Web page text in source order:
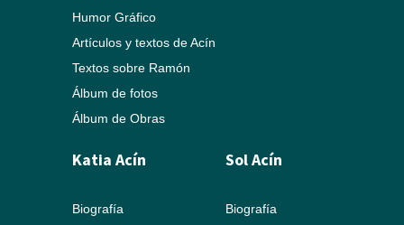
Humor Gráfico
Artículos y textos de Acín
Textos sobre Ramón
Álbum de fotos
Álbum de Obras
Katia Acín
Biografía
Sol Acín
Biografía